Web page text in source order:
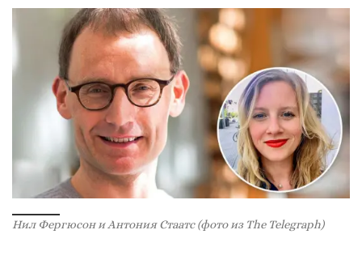
Нил Фергюсон и Антония Стаатс (фото из The Telegraph)